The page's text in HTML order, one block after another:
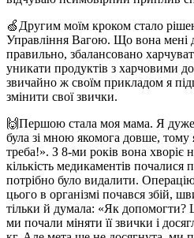
🍏Другим моїм кроком стало
Управління Вагою. Що вона мені
правильно, збалансовано
уникати продуктів з харчовими
звичайно ж своїм прикладом я
змінити свої звички.
🙌Першою стала моя мама. Я дуже
була зі мною якомога довше, тому
треба!». З 8-ми років вона хворіє
кількість медикаментів
потрібно було видалити.
цього в організмі почався збій,
тільки й думала: «Як
ми почали міняти її звички і